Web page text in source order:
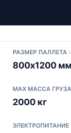
РАЗМЕР ПАЛЛЕТА :
800х1200 мм
MAX МАССА
2000 кг
ЭЛЕКТРОПИТАНИЕ